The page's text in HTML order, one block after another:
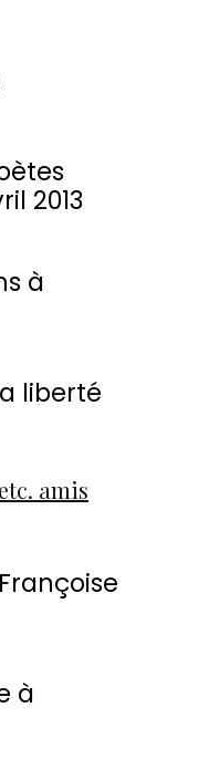
2013
à
liberté
amis
à